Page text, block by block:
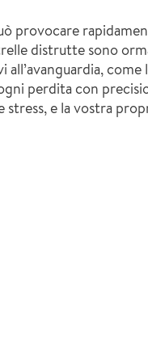
provocare
distrutte sono
come
perdita con
e la vostra